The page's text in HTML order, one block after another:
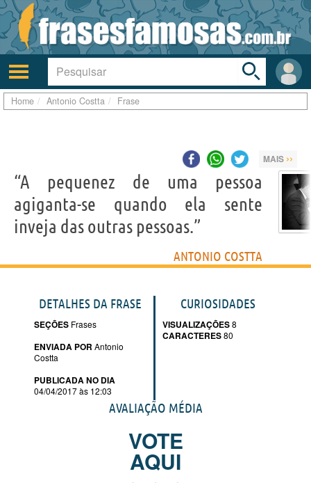
Ativar/desativar
a
navegação
Área
do
Toggle
search
bar
Home Antonio Costta Frase
MAIS ››
“A pequenez de uma pessoa
agiganta-se quando ela sente
inveja das outras pessoas.”
ANTONIO COSTTA
DETALHES DA FRASE
SEÇÕES Frases
ENVIADA POR Antonio
Costta
PUBLICADA NO DIA
04/04/2017 às 12:03
CURIOSIDADES
VISUALIZAÇÕES8
CARACTERES80
AVALIAÇÃO MÉDIA
VOTE
AQUI